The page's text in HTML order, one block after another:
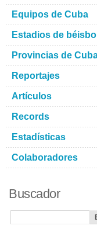
Equipos de Cuba
Estadios de béisbol
Provincias de
Reportajes
Artículos
Records
Estadísticas
Colaboradores
Buscador